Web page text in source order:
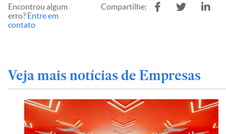
Encontrou algum
erro? Entre em
contato
Compartilhe:
Veja mais notícias de Empresas